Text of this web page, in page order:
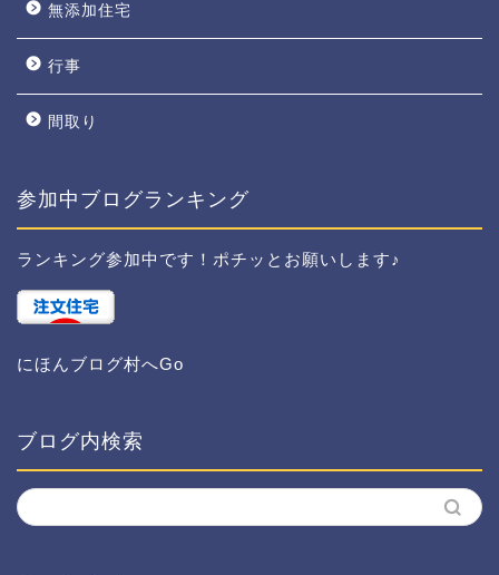
無添加住宅
行事
間取り
参加中ブログランキング
ランキング参加中です！ポチッとお願いします♪
にほんブログ村へGo
ブログ内検索